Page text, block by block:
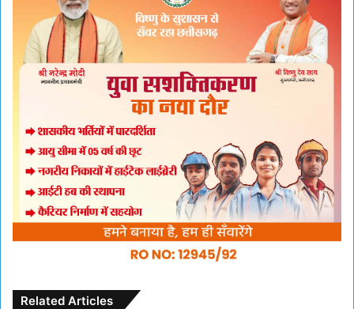
Related Articles